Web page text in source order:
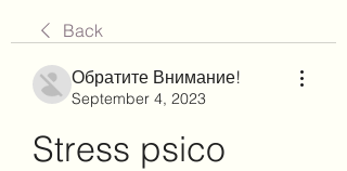
Back
Обратите Внимание!
September 4, 2023
Stress psico